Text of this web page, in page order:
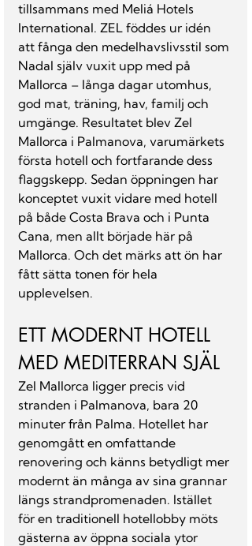
tillsammans med Meliá Hotels
International. ZEL föddes ur idén
att fånga den medelhavslivsstil som
Nadal själv vuxit upp med på
Mallorca – långa dagar utomhus,
god mat, träning, hav, familj och
umgänge. Resultatet blev Zel
Mallorca i Palmanova, varumärkets
första hotell och fortfarande dess
flaggskepp. Sedan öppningen har
konceptet vuxit vidare med hotell
på både Costa Brava och i Punta
Cana, men allt började här på
Mallorca. Och det märks att ön har
fått sätta tonen för hela
upplevelsen.
ETT MODERNT HOTELL
MED MEDITERRAN SJÄL
Zel Mallorca ligger precis vid
stranden i Palmanova, bara 20
minuter från Palma. Hotellet har
genomgått en omfattande
renovering och känns betydligt mer
modernt än många av sina grannar
längs strandpromenaden. Istället
för en traditionell hotellobby möts
gästerna av öppna sociala ytor